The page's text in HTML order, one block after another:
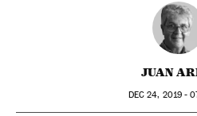
JUAN
DEC 24, 2019 -